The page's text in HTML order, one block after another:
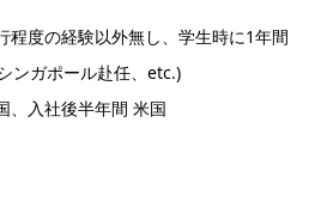
程度の経験以外無し、学生時に1年間
ンガポール赴任、etc.)
、入社後半年間 米国